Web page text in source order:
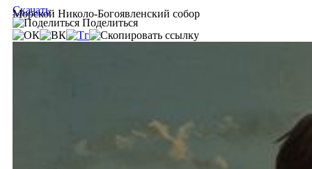
Морской Николо-Богоявленский собор
Скачать
Поделиться